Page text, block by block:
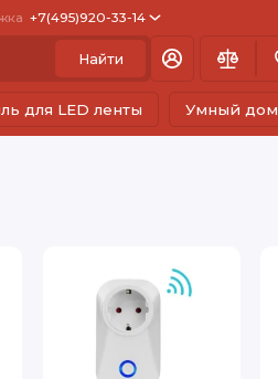
+7(495)920-33-14
Найти
для LED ленты Умный дом